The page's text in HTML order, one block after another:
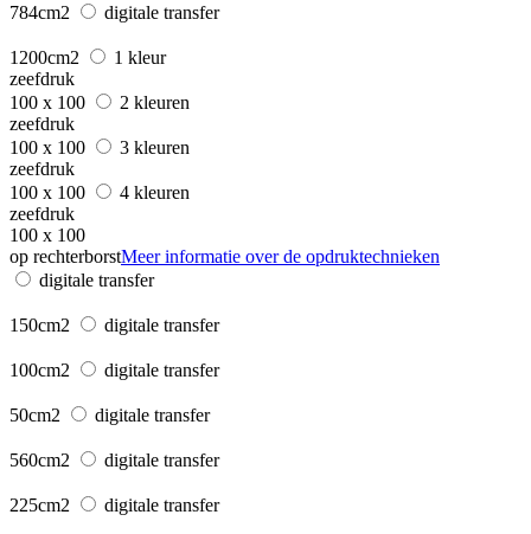
784cm2 digitale transfer
1200cm2
1 kleur
zeefdruk
100 x 100
2 kleuren
zeefdruk
100 x 100
3 kleuren
zeefdruk
100 x 100
4 kleuren
zeefdruk
100 x 100
op rechterborstMeer informatie over de opdruktechnieken
digitale transfer
150cm2 digitale transfer
100cm2 digitale transfer
50cm2 digitale transfer
560cm2 digitale transfer
225cm2 digitale transfer